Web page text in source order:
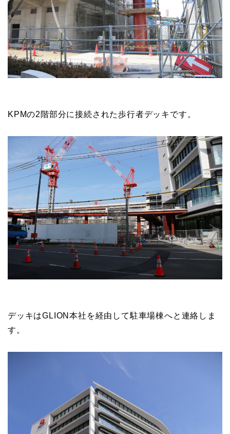
KPMの2階部分に接続された歩行者デッキです。
デッキはGLION本社を経由して駐車場棟へと連絡しま
す。